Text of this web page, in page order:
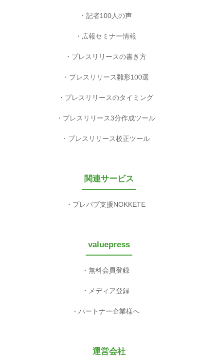
記者100人の声
広報セミナー情報
プレスリリースの書き方
プレスリリース雛形100選
プレスリリースのタイミング
プレスリリース3分作成ツール
プレスリリース校正ツール
関連サービス
プレパブ支援NOKKETE
valuepress
無料会員登録
メディア登録
パートナー企業様へ
運営会社